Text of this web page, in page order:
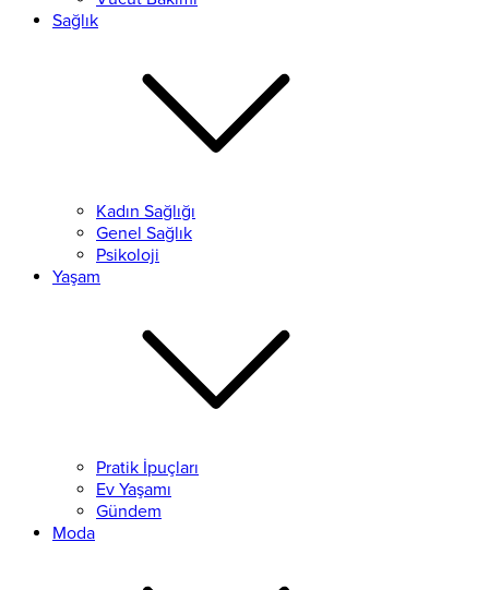
Sağlık
Kadın Sağlığı
Genel Sağlık
Psikoloji
Yaşam
Pratik İpuçları
Ev Yaşamı
Gündem
Moda